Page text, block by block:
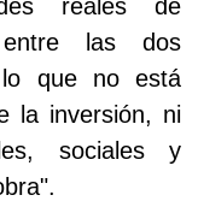
reales de
entre las dos
lo que no está
la inversión, ni
sociales y